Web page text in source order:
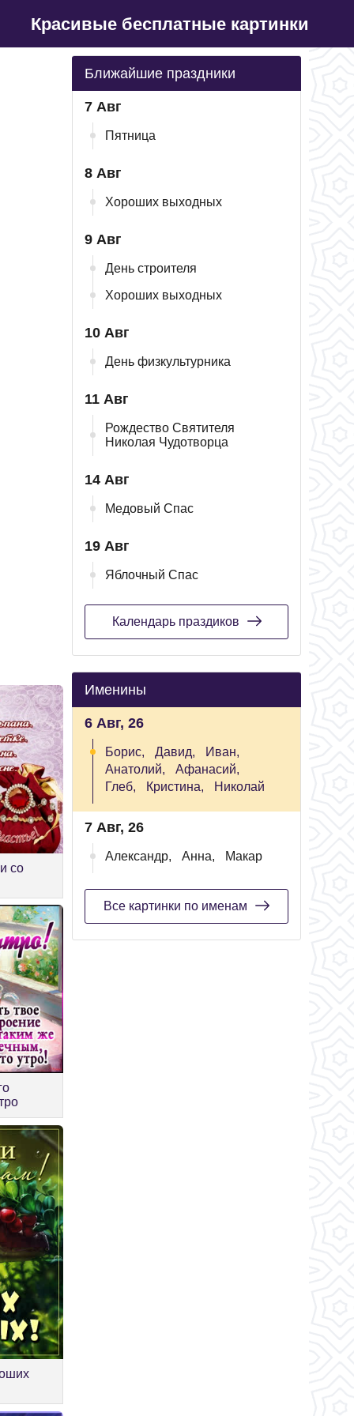
Красивые бесплатные картинки
со
Ближайшие праздники
7 Авг
Пятница
8 Авг
Хороших выходных
9 Авг
День строителя
Хороших выходных
10 Авг
День физкультурника
11 Авг
Рождество Святителя
Николая Чудотворца
14 Авг
Медовый Спас
19 Авг
Яблочный Спас
Календарь праздиков
Именины
6 Авг, 26
Борис, Давид,
Иван,
Анатолий,
Афанасий,
Глеб,
Кристина, Николай
7 Авг, 26
Александр, Анна, Макар
Все картинки по именам